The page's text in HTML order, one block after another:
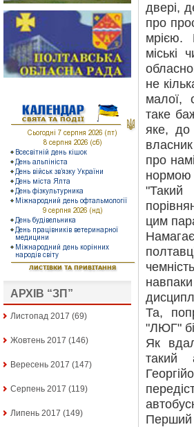
АРХІВ “ЗП”
Листопад 2017 (69)
Жовтень 2017 (146)
Вересень 2017 (147)
Серпень 2017 (119)
Липень 2017 (149)
двері,
про
мрією.
міські
не
малої,
таке
яке, до
про
нормою
"Такий
цим
Та,
"ЛЮГ"
Як
такий
Перший